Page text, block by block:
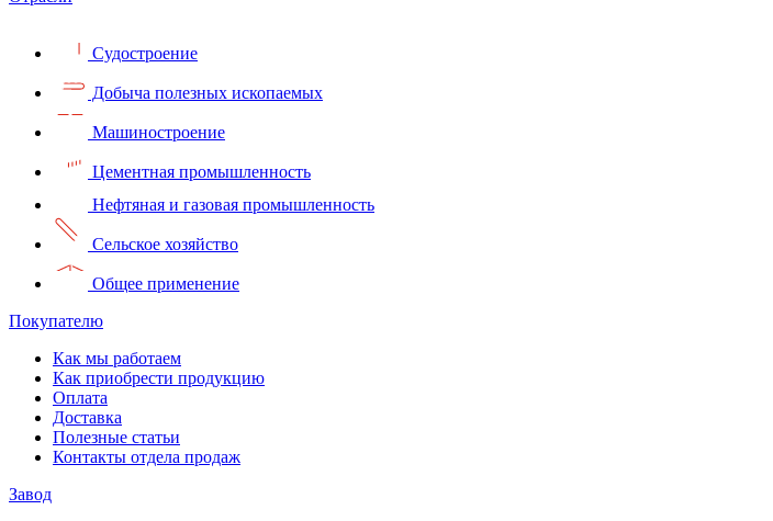
Судостроение
Добыча полезных ископаемых
Машиностроение
Цементная промышленность
Нефтяная и газовая промышленность
Сельское хозяйство
Общее применение
Покупателю
Как мы работаем
Как приобрести продукцию
Оплата
Доставка
Полезные статьи
Контакты отдела продаж
Завод